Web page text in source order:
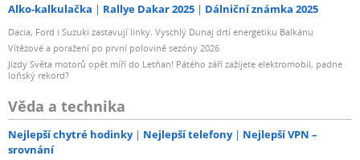
Alko-kalkulačka Rallye Dakar 2025 Dálniční známka 2025
Dacia, Ford i Suzuki zastavují linky. Vyschlý Dunaj drtí energetiku Balkánu
Vítězové a poražení po první polovině sezóny 2026
Jízdy Světa motorů opět míří do Letňan! Pátého září zažijete elektromobil, padne
loňský rekord?
Věda a technika
Nejlepší chytré hodinky Nejlepší telefony
Nejlepší VPN –
srovnání